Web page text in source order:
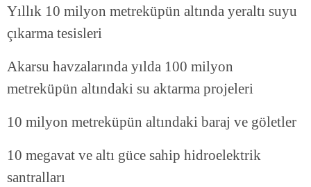
Yıllık 10 milyon metreküpün altında yeraltı suyu
çıkarma tesisleri
Akarsu havzalarında yılda 100 milyon
metreküpün altındaki su aktarma projeleri
10 milyon metreküpün altındaki baraj ve göletler
10 megavat ve altı güce sahip hidroelektrik
santralları